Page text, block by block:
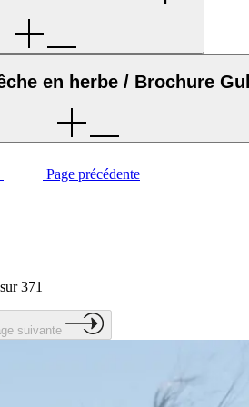
en herbe / Brochure
Page précédente
sur 371
suivante